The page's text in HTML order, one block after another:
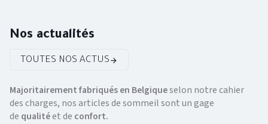
Nos actualités
TOUTES NOS ACTUS
Majoritairement fabriqués en Belgiqueselon notre cahier
des charges, nos articles de sommeil sont un gage
de qualitéet de confort.